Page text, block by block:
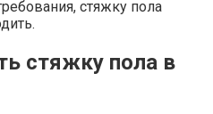
стяжку пола
стяжку пола в